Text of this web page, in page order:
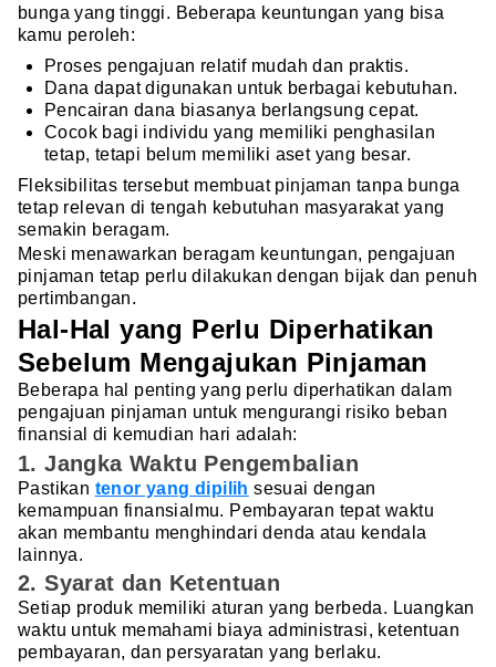
bunga yang tinggi. Beberapa keuntungan yang bisa
kamu peroleh:
Proses pengajuan relatif mudah dan praktis.
Dana dapat digunakan untuk berbagai kebutuhan.
Pencairan dana biasanya berlangsung cepat.
Cocok bagi individu yang memiliki penghasilan
tetap, tetapi belum memiliki aset yang besar.
Fleksibilitas tersebut membuat pinjaman tanpa bunga
tetap relevan di tengah kebutuhan masyarakat yang
semakin beragam.
Meski menawarkan beragam keuntungan, pengajuan
pinjaman tetap perlu dilakukan dengan bijak dan penuh
pertimbangan.
Hal-Hal yang Perlu Diperhatikan
Sebelum Mengajukan Pinjaman
Beberapa hal penting yang perlu diperhatikan dalam
pengajuan pinjaman untuk mengurangi risiko beban
finansial di kemudian hari adalah:
1. Jangka Waktu Pengembalian
Pastikan tenor yang dipilih sesuai dengan
kemampuan finansialmu. Pembayaran tepat waktu
akan membantu menghindari denda atau kendala
lainnya.
2. Syarat dan Ketentuan
Setiap produk memiliki aturan yang berbeda. Luangkan
waktu untuk memahami biaya administrasi, ketentuan
pembayaran, dan persyaratan yang berlaku.